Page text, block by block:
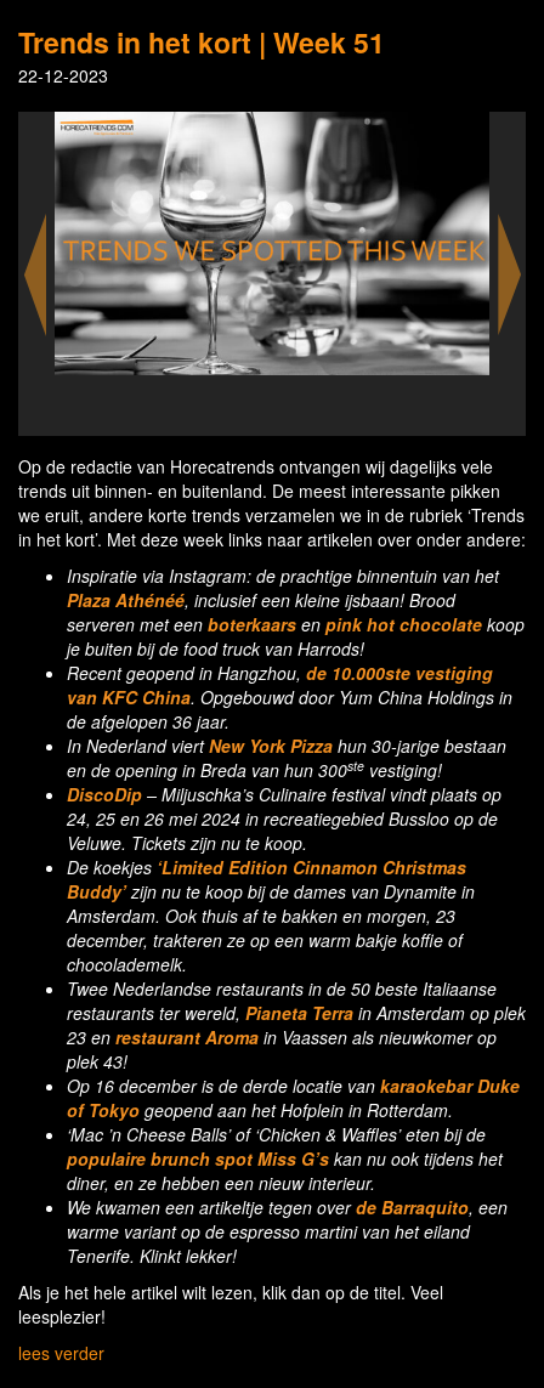
Trends in het kort | Week 51
22-12-2023
Op de redactie van Horecatrends ontvangen wij dagelijks vele
trends uit binnen- en buitenland. De meest interessante pikken
we eruit, andere korte trends verzamelen we in de rubriek ‘Trends
in het kort’. Met deze week links naar artikelen over onder andere:
Inspiratie via Instagram: de prachtige binnentuin van het
Plaza Athénéé, inclusief een kleine ijsbaan! Brood
serveren met een boterkaars en pink hot chocolate koop
je buiten bij de food truck van Harrods!
Recent geopend in Hangzhou, de 10.000ste vestiging
van KFC China. Opgebouwd door Yum China Holdings in
de afgelopen 36 jaar.
In Nederland viertNew York Pizza hun 30-jarige bestaan
en de opening in Breda van hun 300ste vestiging!
DiscoDip – Miljuschka’s Culinaire festival vindt plaats op
24, 25 en 26 mei 2024 in recreatiegebied Bussloo op de
Veluwe. Tickets zijn nu te koop.
De koekjes ‘Limited Edition Cinnamon Christmas
Buddy’zijn nu te koop bij de dames van Dynamite in
Amsterdam. Ook thuis af te bakken en morgen, 23
december, trakteren ze op een warm bakje koffie of
chocolademelk.
Twee Nederlandse restaurants in de 50 beste Italiaanse
restaurants ter wereld, Pianeta Terra in Amsterdam op plek
23 en restaurant Aroma in Vaassen als nieuwkomer op
plek 43!
Op 16 december is de derde locatie van karaokebar Duke
of Tokyo geopend aan het Hofplein in Rotterdam.
‘Mac ’n Cheese Balls’ of ‘Chicken & Waffles’ eten bij de
populaire brunch spot Miss G’s kan nu ook tijdens het
diner, en ze hebben een nieuw interieur.
We kwamen een artikeltje tegen overde Barraquito, een
warme variant op de espresso martini van het eiland
Tenerife. Klinkt lekker!
Als je het hele artikel wilt lezen, klik dan op de titel. Veel
leesplezier!
lees verder